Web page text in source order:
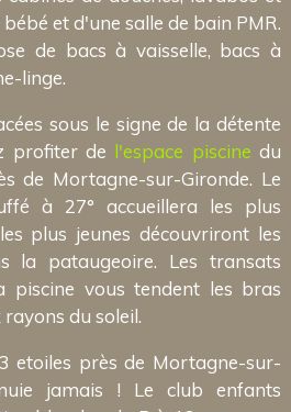
et d'une salle de bain PMR.
de bacs à vaisselle, bacs à
linge.
sous le signe de la détente
profiter de l'espace piscine du
de Mortagne-sur-Gironde. Le
à 27° accueillera les plus
plus jeunes découvriront les
la pataugeoire. Les transats
piscine vous tendent les bras
du soleil.
etoiles près de Mortagne-sur-
jamais ! Le club enfants